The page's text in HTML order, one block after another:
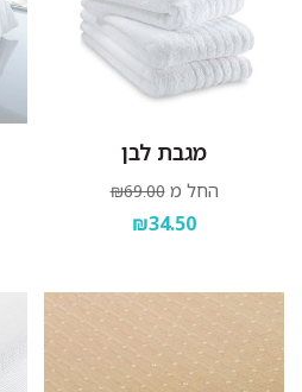
מגבת לבן
החל מ ₪69.00
₪34.50